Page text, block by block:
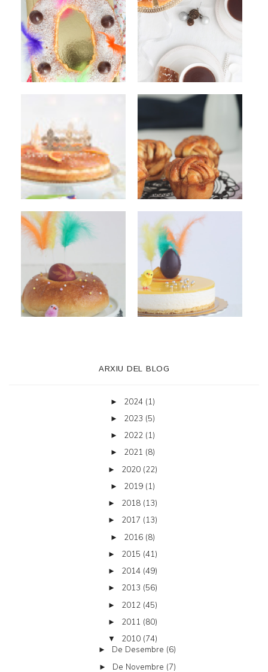
ARXIU DEL BLOG
► 2024 (1)
► 2023 (5)
► 2022 (1)
► 2021 (8)
► 2020 (22)
► 2019 (1)
► 2018 (13)
► 2017 (13)
► 2016 (8)
► 2015 (41)
► 2014 (49)
► 2013 (56)
► 2012 (45)
► 2011 (80)
▼ 2010 (74)
► De Desembre (6)
► De Novembre (7)